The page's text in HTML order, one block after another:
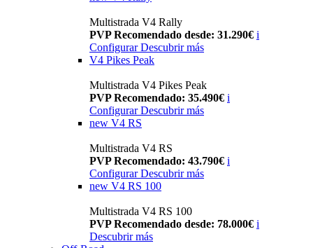
Multistrada V4 Rally
PVP Recomendado desde: 31.290€ i
Configurar Descubrir más
V4 Pikes Peak
Multistrada V4 Pikes Peak
PVP Recomendado: 35.490€ i
Configurar Descubrir más
new V4 RS
Multistrada V4 RS
PVP Recomendado: 43.790€ i
ConfigurarDescubrir más
new V4 RS 100
Multistrada V4 RS 100
PVP Recomendado desde: 78.000€ i
Descubrir más